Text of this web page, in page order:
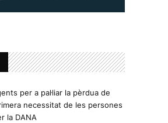
per a pal·liar la pèrdua de
necessitat de les persones
la DANA